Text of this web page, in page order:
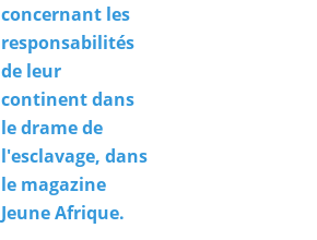
concernant les
responsabilités
de leur
continent dans
le drame de
l'esclavage, dans
le magazine
Jeune Afrique.